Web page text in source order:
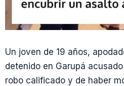
Un joven de 19 años,
detenido en Garupá
robo calificado y de haber